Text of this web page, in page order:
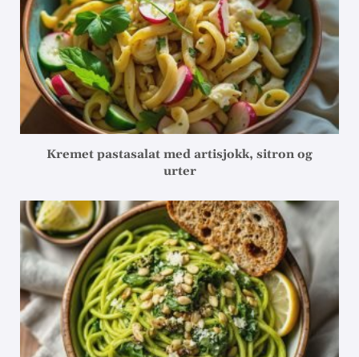
Kremet pastasalat med artisjokk, sitron og
urter